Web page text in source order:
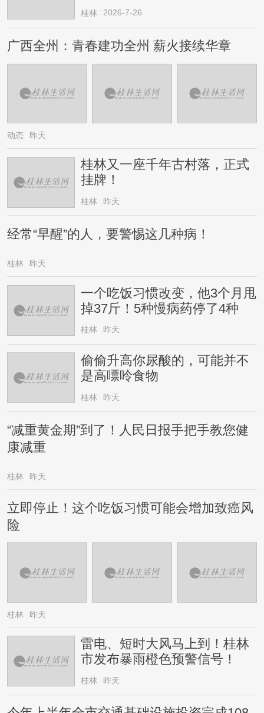
桂林 2026-7-26
广西全州：青春建功全州 薪火接续华章
动态 昨天
桂林又一座千年古村落，正式
挂牌！
桂林 昨天
经常“早醒”的人，要警惕这几种病！
桂林 昨天
一个吃饭习惯改变，他3个月甩
掉37斤！5种慢病药停了4种
桂林 昨天
偷偷升高你尿酸的，可能并不
是高嘌呤食物
桂林 昨天
“减重黄金期”到了！人民日报手把手教您健
康减重
桂林 昨天
立即停止！这个吃饭习惯可能会增加致癌风
险
桂林 昨天
雷电、短时大风马上到！桂林
市发布暴雨橙色预警信号！
桂林 昨天